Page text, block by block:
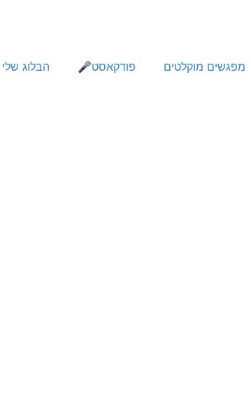
מפגשים מוקלטים פודקאסט🎤 הבלוג שלי